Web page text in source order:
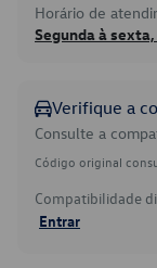
Horário de
Segunda à
Verifique a
Consulte a
Código original
Compatibilidade
Entrar